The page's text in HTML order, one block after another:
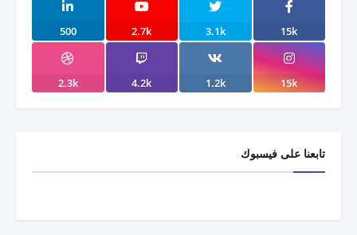
15k
3.1k
2.7k
500
15k
1.2k
4.2k
2.3k
تابعنا على فيسبوك